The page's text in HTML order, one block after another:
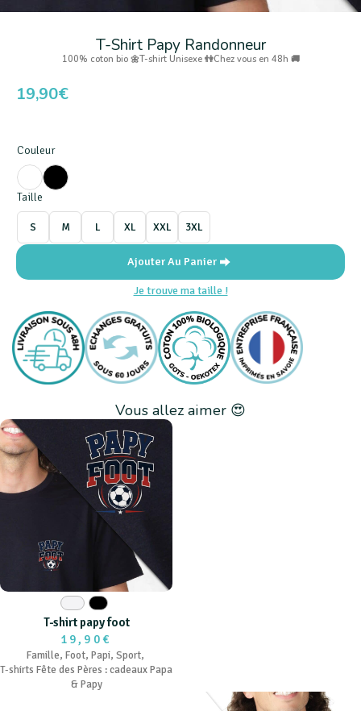
T-Shirt Papy Randonneur
100% coton bio 🌼T-shirt Unisexe 👫Chez vous en 48h 🚚
19,90€
Couleur
Taille
S M L XL XXL 3XL
Ajouter Au Panier
Je trouve ma taille !
Vous allez aimer 😍
Blanc Noir
T-shirt papy foot
19,90€
Famille, Foot, Papi, Sport,
T-shirts Fête des Pères : cadeaux Papa
& Papy